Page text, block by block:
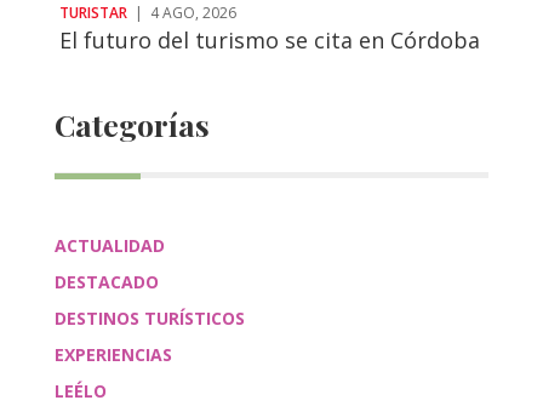
TURISTAR | 4 AGO, 2026
El futuro del turismo se cita en Córdoba
Categorías
ACTUALIDAD
DESTACADO
DESTINOS TURÍSTICOS
EXPERIENCIAS
LEÉLO